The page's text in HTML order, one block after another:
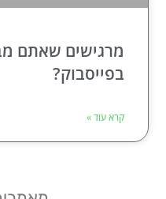
מרגישים שאתם
בפייסבוק?
קרא עוד »